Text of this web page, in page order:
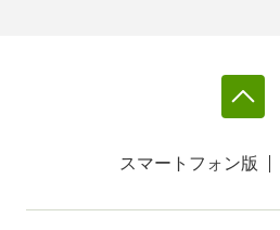
スマートフォン版